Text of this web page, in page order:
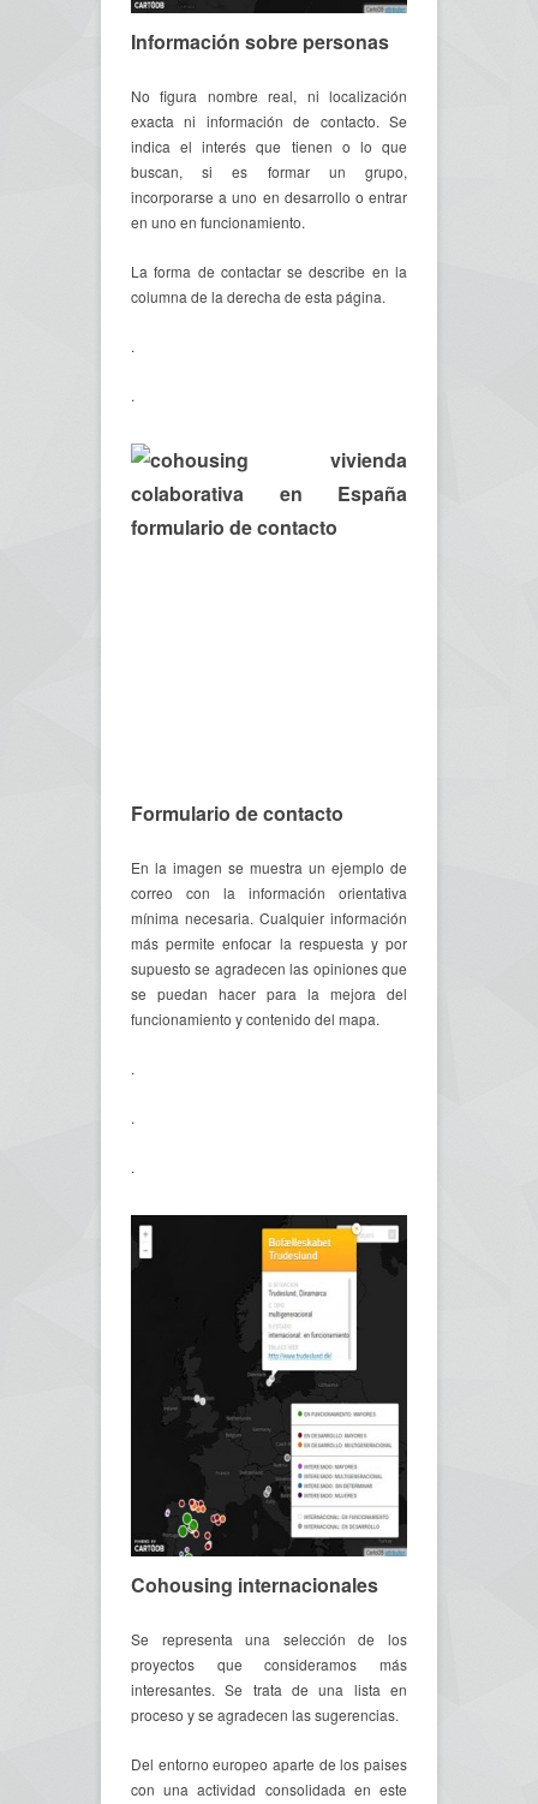
Información sobre personas
No figura nombre real, ni localización
exacta ni información de contacto. Se
indica el interés que tienen o lo que
buscan, si es formar un grupo,
incorporarse a uno en desarrollo o entrar
en uno en funcionamiento.
La forma de contactar se describe en la
columna de la derecha de esta página.
.
.
Formulario de contacto
En la imagen se muestra un ejemplo de
correo con la información orientativa
mínima necesaria. Cualquier información
más permite enfocar la respuesta y por
supuesto se agradecen las opiniones que
se puedan hacer para la mejora del
funcionamiento y contenido del mapa.
.
.
.
Cohousing internacionales
Se representa una selección de los
proyectos que consideramos más
interesantes. Se trata de una lista en
proceso y se agradecen las sugerencias.
Del entorno europeo aparte de los paises
con una actividad consolidada en este